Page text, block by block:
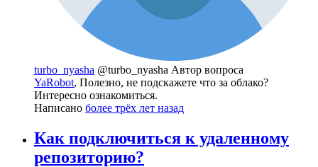
turbo_nyasha @turbo_nyasha Автор вопроса
YaRobot, Полезно, не подскажете что за облако?
Интересно ознакомиться.
Написано более трёх лет назад
Как подключиться к удаленному
репозиторию?